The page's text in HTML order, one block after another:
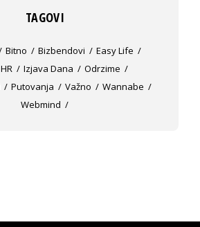
TAGOVI
Bitno Bizbendovi
Easy Life
HR Izjava Dana
Odrzime
Putovanja Važno
Wannabe
Webmind